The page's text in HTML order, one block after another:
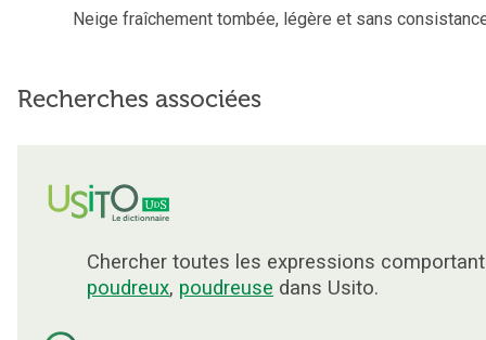
Neige fraîchement tombée, légère et sans
Recherches associées
Chercher toutes les expressions
poudreux, poudreuse dans Usito.